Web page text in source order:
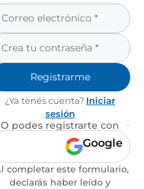
Registrarme
¿Ya tenés cuenta? Iniciar
sesión
O podes registrarte con
Google
completar este formulario,
declarás haber leído y